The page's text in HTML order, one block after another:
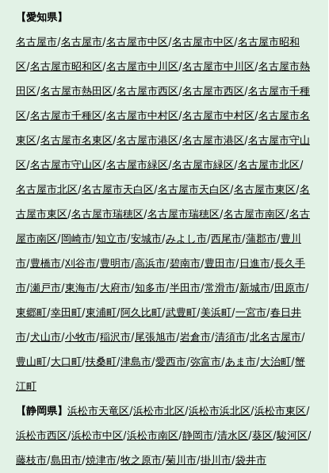
【愛知県】
名古屋市/名古屋市/名古屋市中区/名古屋市中区/名古屋市昭和
区/名古屋市昭和区/名古屋市中川区/名古屋市中川区/名古屋市熱
田区/名古屋市熱田区/名古屋市西区/名古屋市西区/名古屋市千種
区/名古屋市千種区/名古屋市中村区/名古屋市中村区/名古屋市名
東区/名古屋市名東区/名古屋市港区/名古屋市港区/名古屋市守山
区/名古屋市守山区/名古屋市緑区/名古屋市緑区/名古屋市北区/
名古屋市北区/名古屋市天白区/名古屋市天白区/名古屋市東区/名
古屋市東区/名古屋市瑞穂区/名古屋市瑞穂区/名古屋市南区/名古
屋市南区/岡崎市/知立市/安城市/みよし市/西尾市/蒲郡市/豊川
市/豊橋市/刈谷市/豊明市/高浜市/碧南市/豊田市/日進市/長久手
市/瀬戸市/東海市/大府市/知多市/半田市/常滑市/新城市/田原市/
東郷町/幸田町/東浦町/阿久比町/武豊町/美浜町/一宮市/春日井
市/犬山市/小牧市/稲沢市/尾張旭市/岩倉市/清須市/北名古屋市/
豊山町/大口町/扶桑町/津島市/愛西市/弥富市/あま市/大治町/蟹
江町
【静岡県】 浜松市天竜区/浜松市北区/浜松市浜北区/浜松市東区/
浜松市西区/浜松市中区/浜松市南区/静岡市/清水区/葵区/駿河区/
藤枝市/島田市/焼津市/牧之原市/菊川市/掛川市/袋井市